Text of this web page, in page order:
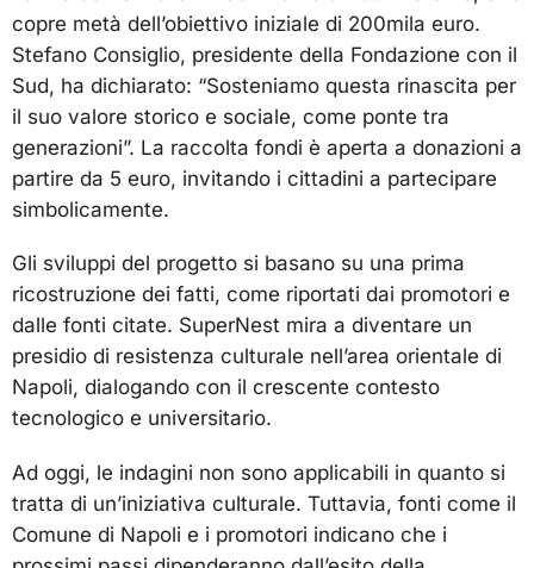
copre metà dell’obiettivo iniziale di 200mila euro.
Stefano Consiglio, presidente della Fondazione con il
Sud, ha dichiarato: “Sosteniamo questa rinascita per
il suo valore storico e sociale, come ponte tra
generazioni”. La raccolta fondi è aperta a donazioni a
partire da 5 euro, invitando i cittadini a partecipare
simbolicamente.
Gli sviluppi del progetto si basano su una prima
ricostruzione dei fatti, come riportati dai promotori e
dalle fonti citate. SuperNest mira a diventare un
presidio di resistenza culturale nell’area orientale di
Napoli, dialogando con il crescente contesto
tecnologico e universitario.
Ad oggi, le indagini non sono applicabili in quanto si
tratta di un’iniziativa culturale. Tuttavia, fonti come il
Comune di Napoli e i promotori indicano che i